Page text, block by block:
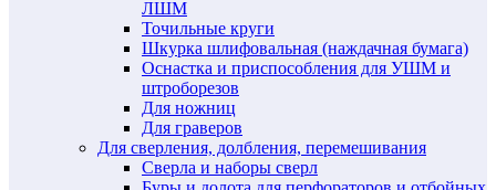
ЛШМ
Точильные круги
Шкурка шлифовальная (наждачная бумага)
Оснастка и приспособления для УШМ и
штроборезов
Для ножниц
Для граверов
Для сверления, долбления, перемешивания
Сверла и наборы сверл